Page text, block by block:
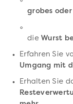
grobes
die Wurst
Erfahren Sie
Umgang mit
Erhalten Sie